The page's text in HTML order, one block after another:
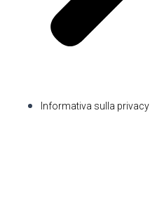
Informativa sulla privacy